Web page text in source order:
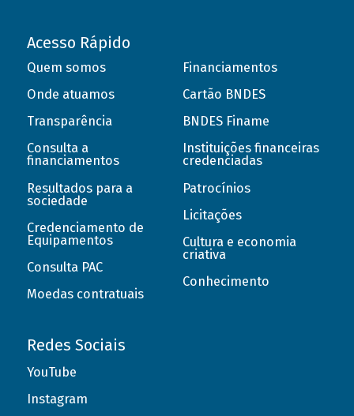
Acesso Rápido
Quem somos
Onde atuamos
Transparência
Consulta a
financiamentos
Resultados para a
sociedade
Credenciamento de
Equipamentos
Consulta PAC
Moedas contratuais
Financiamentos
Cartão BNDES
BNDES Finame
Instituições financeiras
credenciadas
Patrocínios
Licitações
Cultura e economia
criativa
Conhecimento
Redes Sociais
YouTube
Instagram